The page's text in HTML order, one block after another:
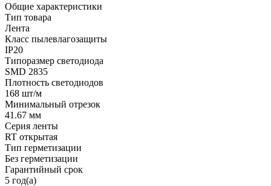
Общие характеристики
Тип товара
Лента
Класс пылевлагозащиты
IP20
Типоразмер светодиода
SMD 2835
Плотность светодиодов
168 шт/м
Минимальный отрезок
41.67 мм
Серия ленты
RT открытая
Тип герметизации
Без герметизации
Гарантийный срок
5 год(а)